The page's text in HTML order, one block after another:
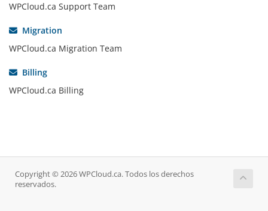
WPCloud.ca Support Team
Migration
WPCloud.ca Migration Team
Billing
WPCloud.ca Billing
Copyright © 2026 WPCloud.ca. Todos los derechos
reservados.